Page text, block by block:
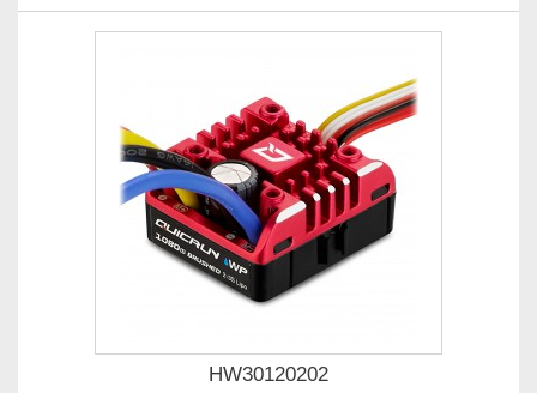
HW30120202